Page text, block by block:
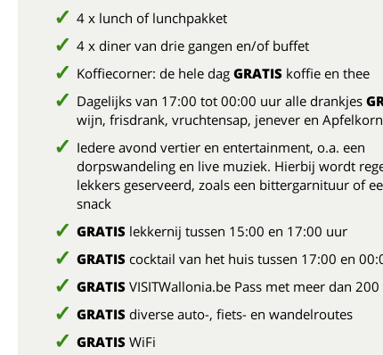
4 x lunch of lunchpakket
4 x diner van drie gangen en/of buffet
Koffiecorner: de hele dag GRATIS koffie en thee
Dagelijks van 17:00 tot 00:00 uur alle drankjes
wijn, frisdrank, vruchtensap, jenever en Apfelkorn
Iedere avond vertier en entertainment, o.a. een
dorpswandeling en live muziek. Hierbij wordt
lekkers geserveerd, zoals een bittergarnituur of
snack
GRATIS lekkernij tussen 15:00 en 17:00 uur
GRATIS cocktail van het huis tussen 17:00 en
GRATIS VISITWallonia.be Pass met meer dan
GRATIS diverse auto-, fiets- en wandelroutes
GRATIS WiFi